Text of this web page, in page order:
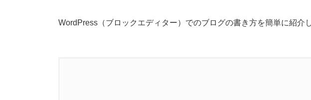
WordPress（ブロックエディター）でのブログの書き方を簡単に紹介し